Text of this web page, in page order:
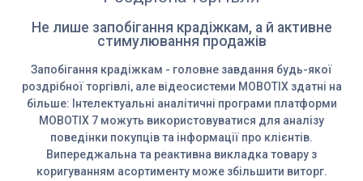
Не лише запобігання крадіжкам, а й активне
стимулювання продажів
Запобігання крадіжкам - головне завдання будь-якої
роздрібної торгівлі, але відеосистеми MOBOTIX здатні на
більше: Інтелектуальні аналітичні програми платформи
MOBOTIX 7 можуть використовуватися для аналізу
поведінки покупців та інформації про клієнтів.
Випереджальна та реактивна викладка товару з
коригуванням асортименту може збільшити виторг.